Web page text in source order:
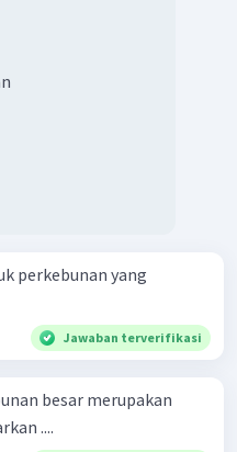
Jawaban terverifikasi
besar merupakan
....